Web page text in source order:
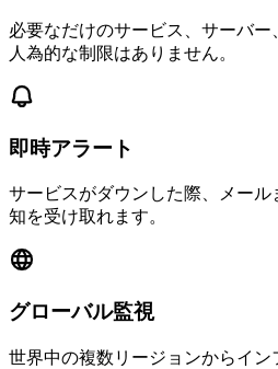
必要なだけのサービス、サーバー
人為的な制限はありません。
即時アラート
サービスがダウンした際、メール
知を受け取れます。
グローバル監視
世界中の複数リージョンからイ